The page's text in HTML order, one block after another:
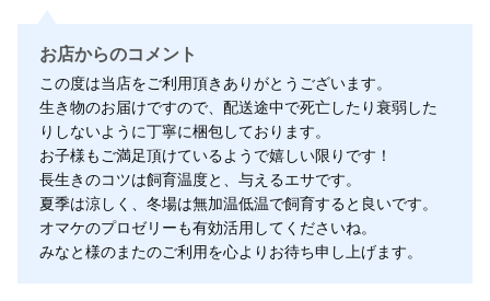
お店からのコメント
この度は当店をご利用頂きありがとうございます。
生き物のお届けですので、配送途中で死亡したり衰弱した
りしないように丁寧に梱包しております。
お子様もご満足頂けているようで嬉しい限りです！
長生きのコツは飼育温度と、与えるエサです。
夏季は涼しく、冬場は無加温低温で飼育すると良いです。
オマケのプロゼリーも有効活用してくださいね。
みなと様のまたのご利用を心よりお待ち申し上げます。